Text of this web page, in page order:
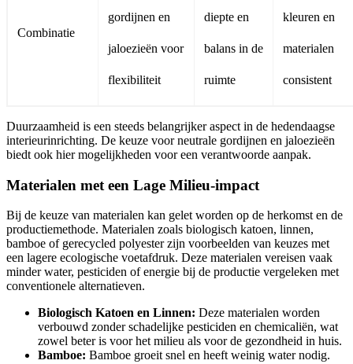
Combinatie
gordijnen en
jaloezieën voor
flexibiliteit
diepte en
balans in de
ruimte
kleuren en
materialen
consistent
Duurzaamheid is een steeds belangrijker aspect in de hedendaagse
interieurinrichting. De keuze voor neutrale gordijnen en jaloezieën
biedt ook hier mogelijkheden voor een verantwoorde aanpak.
Materialen met een Lage Milieu-impact
Bij de keuze van materialen kan gelet worden op de herkomst en de
productiemethode. Materialen zoals biologisch katoen, linnen,
bamboe of gerecycled polyester zijn voorbeelden van keuzes met
een lagere ecologische voetafdruk. Deze materialen vereisen vaak
minder water, pesticiden of energie bij de productie vergeleken met
conventionele alternatieven.
Biologisch Katoen en Linnen: Deze materialen worden
verbouwd zonder schadelijke pesticiden en chemicaliën, wat
zowel beter is voor het milieu als voor de gezondheid in huis.
Bamboe: Bamboe groeit snel en heeft weinig water nodig.